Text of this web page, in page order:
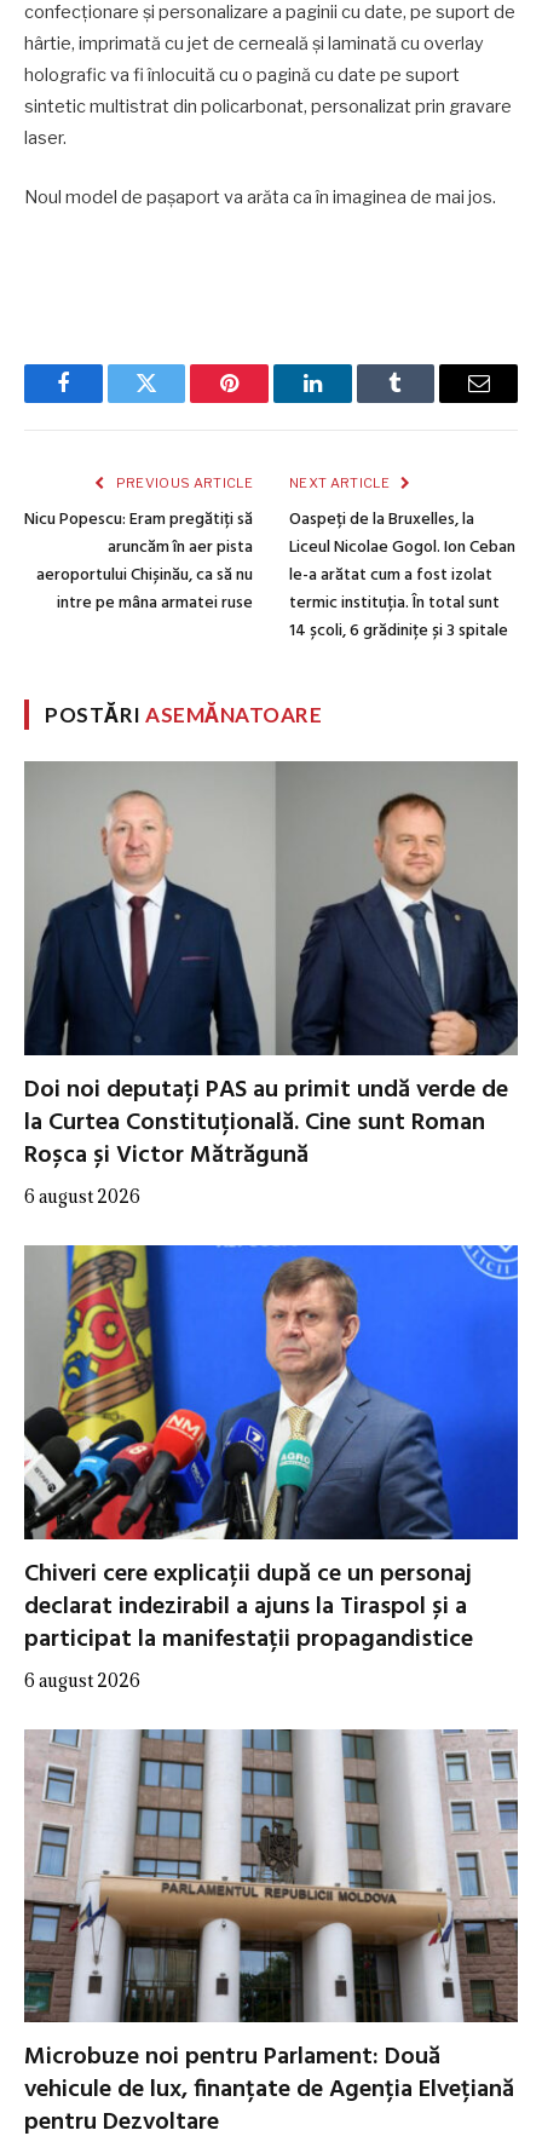
confecționare și personalizare a paginii cu date, pe suport de
hârtie, imprimată cu jet de cerneală și laminată cu overlay
holografic va fi înlocuită cu o pagină cu date pe suport
sintetic multistrat din policarbonat, personalizat prin gravare
laser.
Noul model de pașaport va arăta ca în imaginea de mai jos.
FacebookTwitter Pinterest LinkedInTumblr Email
PREVIOUS ARTICLE
Nicu Popescu: Eram pregătiți să
aruncăm în aer pista
aeroportului Chișinău, ca să nu
intre pe mâna armatei ruse
NEXT ARTICLE
Oaspeți de la Bruxelles, la
Liceul Nicolae Gogol. Ion Ceban
le-a arătat cum a fost izolat
termic instituția. În total sunt
14 școli, 6 grădinițe și 3 spitale
POSTĂRIASEMĂNATOARE
Doi noi deputați PAS au primit undă verde de
la Curtea Constituțională. Cine sunt Roman
Roșca și Victor Mătrăgună
6 august 2026
Chiveri cere explicații după ce un personaj
declarat indezirabil a ajuns la Tiraspol și a
participat la manifestații propagandistice
6 august 2026
Microbuze noi pentru Parlament: Două
vehicule de lux, finanțate de Agenția Elvețiană
pentru Dezvoltare